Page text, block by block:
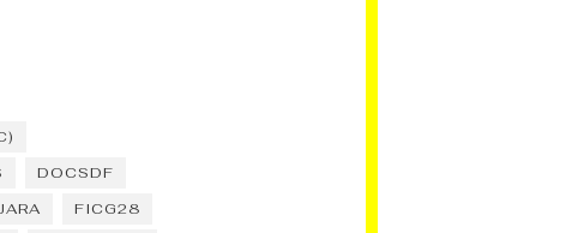
DOCSDF
FICG28